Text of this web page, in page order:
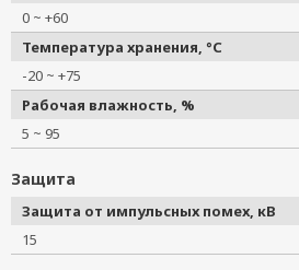
0 ~ +60
Температура хранения, °C
-20 ~ +75
Рабочая влажность, %
5 ~ 95
Защита
Защита от импульсных помех, кВ
15